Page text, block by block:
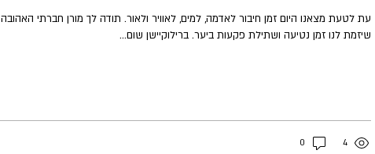
עת לטעת מצאנו היום זמן חיבור לאדמה, למים, לאוויר ולאור. תודה לך מורן חברתי האהובה
שיזמת לנו זמן נטיעה ושתילת פקעות ביער. ברילוקיישן שום...
4
0